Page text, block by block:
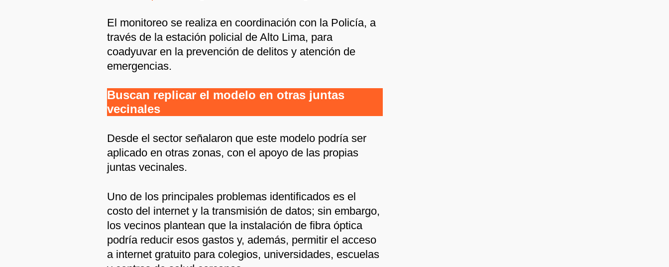
El monitoreo se realiza en coordinación con la Policía, a
través de la estación policial de Alto Lima, para
coadyuvar en la prevención de delitos y atención de
emergencias.
Buscan replicar el modelo en otras juntas
vecinales
Desde el sector señalaron que este modelo podría ser
aplicado en otras zonas, con el apoyo de las propias
juntas vecinales.
Uno de los principales problemas identificados es el
costo del internet y la transmisión de datos; sin embargo,
los vecinos plantean que la instalación de fibra óptica
podría reducir esos gastos y, además, permitir el acceso
a internet gratuito para colegios, universidades, escuelas